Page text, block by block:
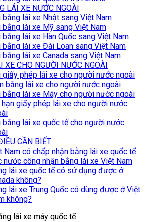
LÁI XE NƯỚC NGOÀI
lái xe Nhật sang Việt Nam
lái xe Mỹ sang Việt Nam
lái xe Hàn Quốc sang Việt Nam
lái xe Đài Loan sang Việt Nam
lái xe Canada sang Việt Nam
XE CHO NGƯỜI NƯỚC NGOÀI
phép lái xe cho người nước ngoài
bằng lái xe cho người nước ngoài
lái xe Máy cho người nước ngoài
hạn giấy phép lái xe cho người nước
lái xe quốc tế cho người nước
CẦN BIẾT
Nam có chấp nhận bằng lái xe quốc tế
nước công nhận bằng lái xe Việt Nam
lái xe quốc tế có sử dụng được ở
không?
lái xe Trung Quốc có dùng được ở Việt
không?
lái xe máy quốc tế